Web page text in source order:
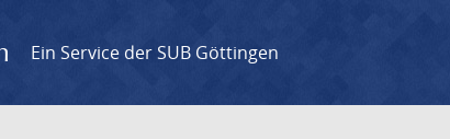
Ein Service der SUB Göttingen